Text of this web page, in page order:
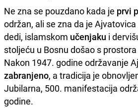
Ne zna se pouzdano kada je prvi
održan, ali se zna da je
dedi, islamskom učenjaku i
stoljeću u Bosnu došao s
Nakon 1947. godine održavanje
zabranjeno, a tradicija je
Jubilarna, 500. manifestacija
godine.